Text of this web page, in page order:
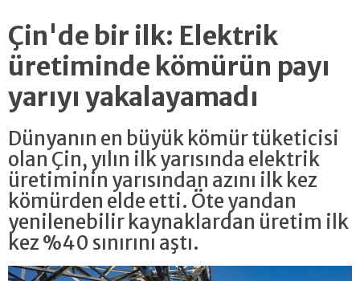
Çin'de bir ilk: Elektrik
üretiminde kömürün payı
yarıyı yakalayamadı
Dünyanın en büyük kömür tüketicisi
olan Çin, yılın ilk yarısında elektrik
üretiminin yarısından azını ilk kez
kömürden elde etti. Öte yandan
yenilenebilir kaynaklardan üretim ilk
kez %40 sınırını aştı.